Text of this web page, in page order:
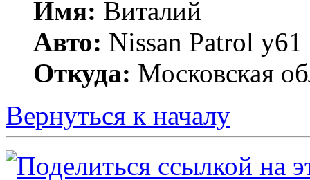
Имя: Виталий
Авто: Nissan Patrol
Откуда: Московская
Вернуться к началу